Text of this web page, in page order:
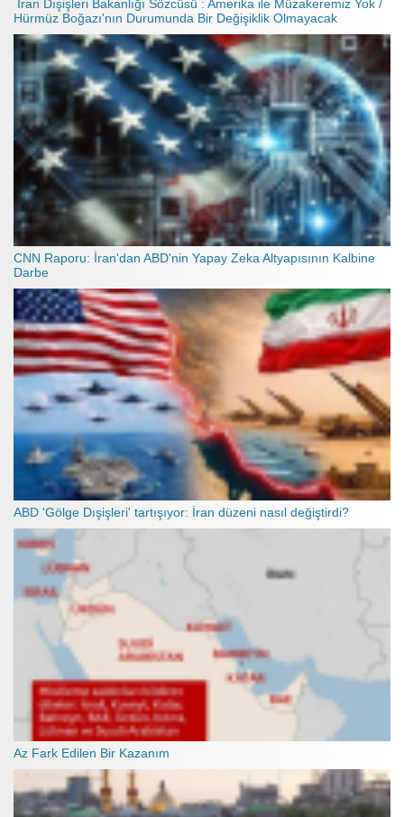
İran Dışişleri Bakanlığı Sözcüsü : Amerika ile Müzakeremiz Yok /
Hürmüz Boğazı'nın Durumunda Bir Değişiklik Olmayacak
CNN Raporu: İran'dan ABD'nin Yapay Zeka Altyapısının Kalbine
Darbe
ABD 'Gölge Dışişleri' tartışıyor: İran düzeni nasıl değiştirdi?
Az Fark Edilen Bir Kazanım